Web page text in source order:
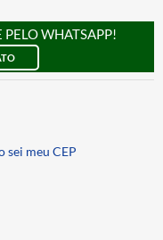
WHATSAPP!
sei meu CEP